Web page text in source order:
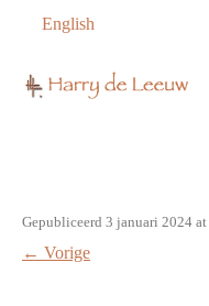
English
Gepubliceerd 3 januari 2024 at
← Vorige